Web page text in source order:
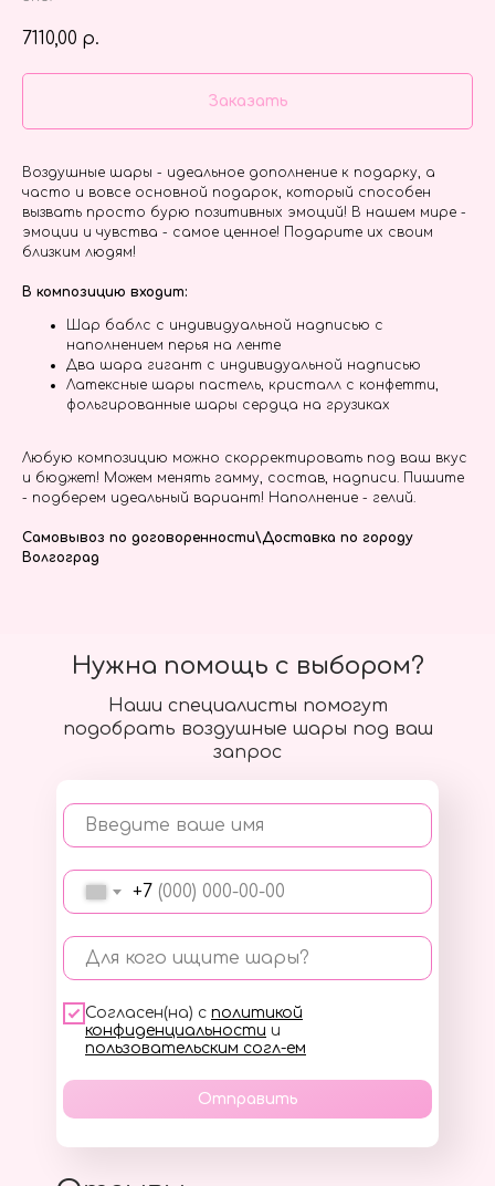
7110,00 р.
Заказать
Воздушные шары - идеальное дополнение к подарку, а
часто и вовсе основной подарок, который способен
вызвать просто бурю позитивных эмоций! В нашем мире -
эмоции и чувства - самое ценное! Подарите их своим
близким людям!
В композицию входит:
Шар баблс с индивидуальной надписью с
наполнением перья на ленте
Два шара гигант с индивидуальной надписью
Латексные шары пастель, кристалл с конфетти,
фольгированные шары сердца на грузиках
Любую композицию можно скорректировать под ваш вкус
и бюджет! Можем менять гамму, состав, надписи. Пишите
- подберем идеальный вариант! Наполнение - гелий.
Самовывоз по договоренности\Доставка по городу
Волгоград
Наши специалисты помогут
подобрать воздушные шары под ваш
запрос
Введите ваше имя
+7
Для кого ищите шары?
Согласен(на) с политикой
конфиденциальности и
пользовательским согл-ем
Отправить
Нужна помощь с выбором?